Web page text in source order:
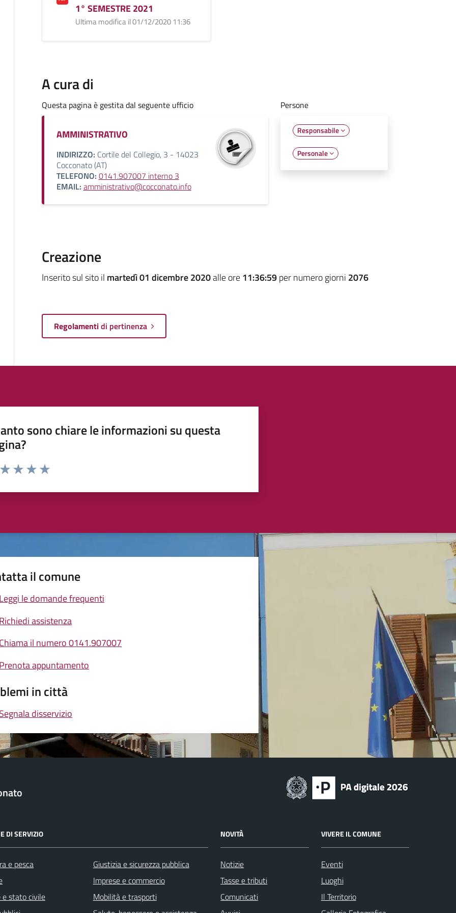
1° SEMESTRE 2021
Ultima modifica il 01/12/2020 11:36
A cura di
Questa pagina è gestita dal seguente ufficio
AMMINISTRATIVO
INDIRIZZO: Cortile del Collegio, 3 - 14023
Cocconato (AT)
TELEFONO: 0141.907007 interno 3
EMAIL: amministrativo@cocconato.info
Persone
Responsabile
Personale
Creazione
Inserito sul sito il martedì 01 dicembre 2020alle ore11:36:59per numero giorni 2076
Regolamentidi pertinenza
sono chiare le informazioni su questa
da 1 a 5 stelle la pagina
il comune
Leggi le domande frequenti
Richiedi assistenza
Chiama il numero 0141.907007
Prenota appuntamento
in città
Segnala disservizio
DI SERVIZIO
e pesca
e stato civile
Giustizia e sicurezza pubblica
Imprese e commercio
Mobilità e trasporti
NOVITÀ
Notizie
Tasse e tributi
Comunicati
VIVERE IL COMUNE
Eventi
Luoghi
Il Territorio